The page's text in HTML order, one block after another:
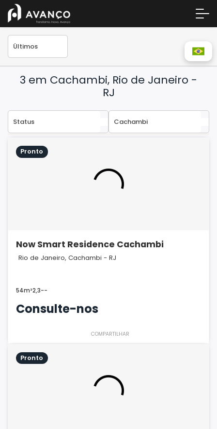
3 em Cachambi, Rio de Janeiro -
RJ
Pronto
Now Smart Residence Cachambi
Rio de Janeiro, Cachambi - RJ
54m²2,3--
Consulte-nos
COMPARTILHAR
Pronto